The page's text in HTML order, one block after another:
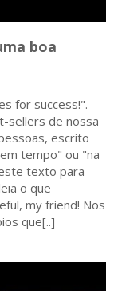
boa
for success!".
sellers de nossa
escrito
tempo" ou "na
texto para
o que
my friend! Nos
que[..]